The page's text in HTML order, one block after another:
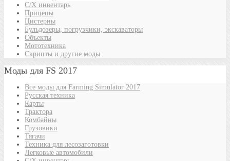
С/Х инвентарь
Прицепы
Цистерны
Бульдозеры, погрузчики, экскаваторы
Объекты
Мототехника
Скрипты и другие моды
Моды для FS 2017
Все моды для Farming Simulator 2017
Русская техника
Карты
Трактора
Комбайны
Грузовики
Тягачи
Техника для лесозаготовки
Легковые автомобили